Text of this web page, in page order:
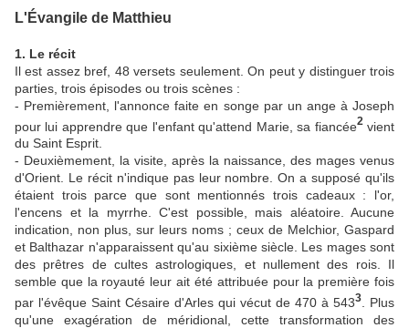
L'Évangile de Matthieu
1. Le récit
Il est assez bref, 48 versets seulement. On peut y distinguer trois
parties, trois épisodes ou trois scènes :
- Premièrement, l'annonce faite en songe par un ange à Joseph
pour lui apprendre que l'enfant qu'attend Marie, sa fiancée2vient
du Saint Esprit.
- Deuxièmement, la visite, après la naissance, des mages venus
d'Orient. Le récit n'indique pas leur nombre. On a supposé qu'ils
étaient trois parce que sont mentionnés trois cadeaux : l'or,
l'encens et la myrrhe. C'est possible, mais aléatoire. Aucune
indication, non plus, sur leurs noms ; ceux de Melchior, Gaspard
et Balthazar n'apparaissent qu'au sixième siècle. Les mages sont
des prêtres de cultes astrologiques, et nullement des rois. Il
semble que la royauté leur ait été attribuée pour la première fois
par l'évêque Saint Césaire d'Arles qui vécut de 470 à 5433
. Plus
qu'une exagération de méridional, cette transformation des